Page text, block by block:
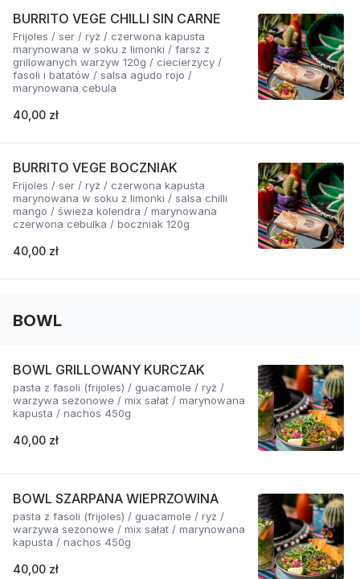
BURRITO VEGE CHILLI SIN CARNE
Frijoles / ser / ryż / czerwona kapusta
marynowana w soku z limonki / farsz z
grillowanych warzyw 120g / ciecierzycy /
fasoli i batatów / salsa agudo rojo /
marynowana cebula
40,00 zł
BURRITO VEGE BOCZNIAK
Frijoles / ser / ryż / czerwona kapusta
marynowana w soku z limonki / salsa chilli
mango / świeża kolendra / marynowana
czerwona cebulka / boczniak 120g
40,00 zł
BOWL
BOWL GRILLOWANY KURCZAK
pasta z fasoli (frijoles) / guacamole / ryż /
warzywa sezonowe / mix sałat / marynowana
kapusta / nachos 450g
40,00 zł
BOWL SZARPANA WIEPRZOWINA
pasta z fasoli (frijoles) / guacamole / ryż /
warzywa sezonowe / mix sałat / marynowana
kapusta / nachos 450g
40,00 zł